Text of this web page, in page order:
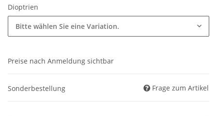
Dioptrien
Bitte wählen Sie eine Variation.
Preise nach Anmeldung sichtbar
Sonderbestellung Frage zum Artikel